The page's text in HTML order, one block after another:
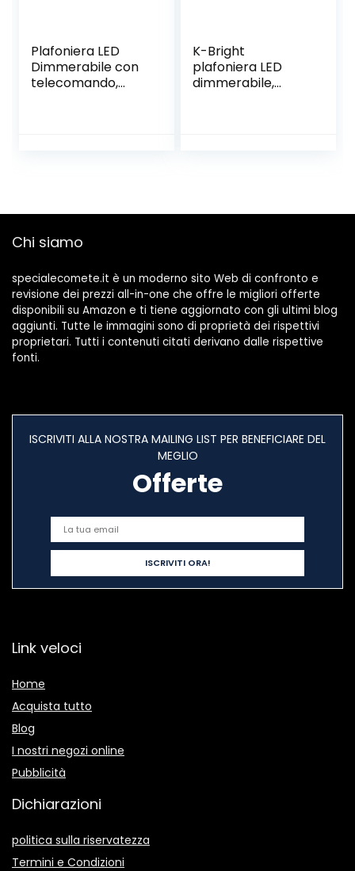
Plafoniera LED
Dimmerabile con
telecomando,
Soggiorno,
Bambini, Camera
K-Bright
plafoniera LED
dimmerabile,
dei bambini,
Chi siamo
specialecomete.it è un moderno sito Web di confronto e
revisione dei prezzi all-in-one che offre le migliori offerte
disponibili su Amazon e ti tiene aggiornato con gli ultimi blog
aggiunti. Tutte le immagini sono di proprietà dei rispettivi
proprietari. Tutti i contenuti citati derivano dalle rispettive
fonti.
ISCRIVITI ALLA NOSTRA MAILING LIST PER BENEFICIARE DEL
MEGLIO
Offerte
Link veloci
Home
Acquista tutto
Blog
I nostri negozi online
Pubblicità
Dichiarazioni
politica sulla riservatezza
Termini e Condizioni